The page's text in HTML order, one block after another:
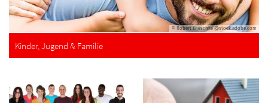
© Robert Kneschke @stock.adobe.com
Kinder, Jugend & Familie